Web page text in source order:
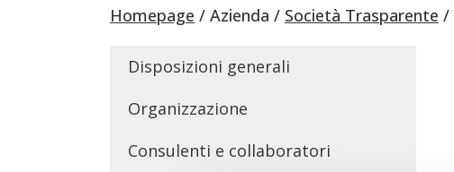
Homepage Azienda Società Trasparente
Disposizioni generali
Organizzazione
Consulenti e collaboratori